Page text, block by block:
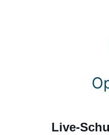
Live-